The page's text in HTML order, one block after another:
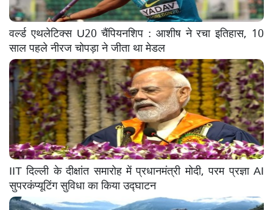
वर्ल्ड एथलेटिक्स U20 चैंपियनशिप : आशीष ने रचा इतिहास, 10
साल पहले नीरज चोपड़ा ने जीता था मेडल
IIT दिल्ली के दीक्षांत समारोह में प्रधानमंत्री मोदी, परम प्रज्ञा AI
सुपरकंप्यूटिंग सुविधा का किया उद्घाटन